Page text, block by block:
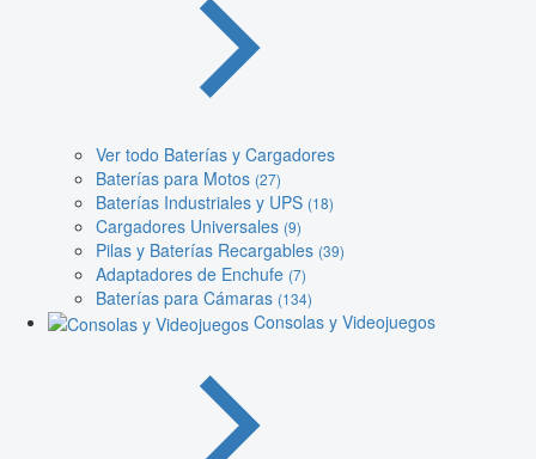
Ver todo Baterías y Cargadores
Baterías para Motos (27)
Baterías Industriales y UPS (18)
Cargadores Universales (9)
Pilas y Baterías Recargables (39)
Adaptadores de Enchufe (7)
Baterías para Cámaras (134)
Consolas y Videojuegos